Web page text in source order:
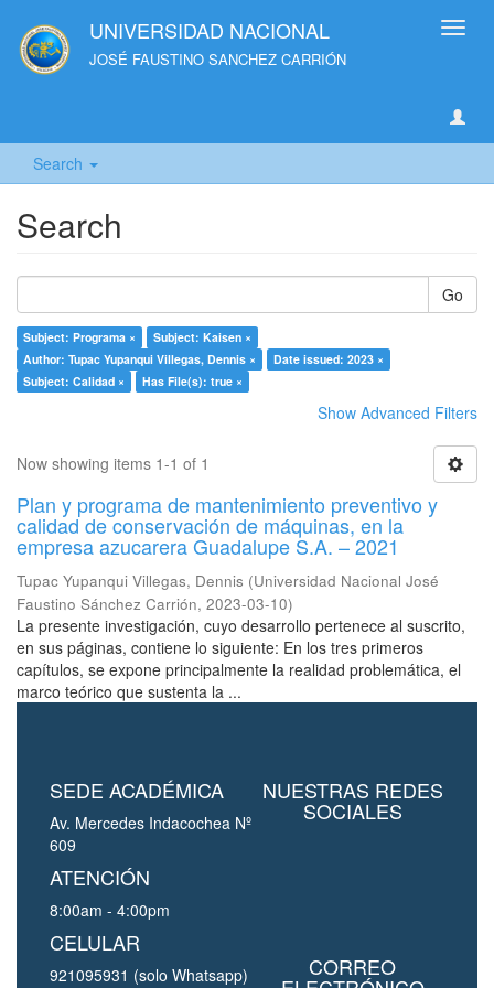
UNIVERSIDAD NACIONAL
JOSÉ FAUSTINO SANCHEZ CARRIÓN
Search
Search
Go
Subject: Programa ×
Subject: Kaisen ×
Author: Tupac Yupanqui Villegas, Dennis ×
Date issued: 2023 ×
Subject: Calidad ×
Has File(s): true ×
Show Advanced Filters
Now showing items 1-1 of 1
Plan y programa de mantenimiento preventivo y
calidad de conservación de máquinas, en la
empresa azucarera Guadalupe S.A. – 2021
Tupac Yupanqui Villegas, Dennis (Universidad Nacional José
Faustino Sánchez Carrión, 2023-03-10)
La presente investigación, cuyo desarrollo pertenece al suscrito,
en sus páginas, contiene lo siguiente: En los tres primeros
capítulos, se expone principalmente la realidad problemática, el
marco teórico que sustenta la ...
SEDE ACADÉMICA
Av. Mercedes Indacochea Nº
609
ATENCIÓN
8:00am - 4:00pm
CELULAR
921095931 (solo Whatsapp)
NUESTRAS REDES
SOCIALES
CORREO